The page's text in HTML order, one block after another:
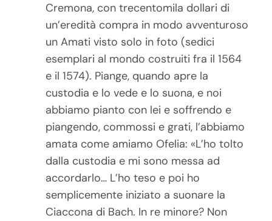
Cremona, con trecentomila dollari di
un’eredità compra in modo avventuroso
un Amati visto solo in foto (sedici
esemplari al mondo costruiti fra il 1564
e il 1574). Piange, quando apre la
custodia e lo vede e lo suona, e noi
abbiamo pianto con lei e soffrendo e
piangendo, commossi e grati, l’abbiamo
amata come amiamo Ofelia: «L’ho tolto
dalla custodia e mi sono messa ad
accordarlo… L’ho teso e poi ho
semplicemente iniziato a suonare la
Ciaccona di Bach. In re minore? Non